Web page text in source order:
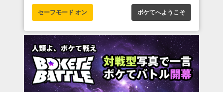
セーフモード オン ボケてへようこそ